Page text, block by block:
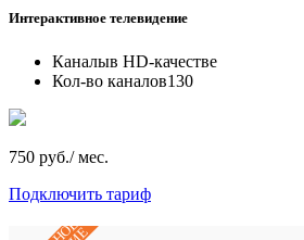
Интерактивное телевидение
Каналыв HD-качестве
Кол-во каналов130
750 руб./ мес.
Подключить тариф